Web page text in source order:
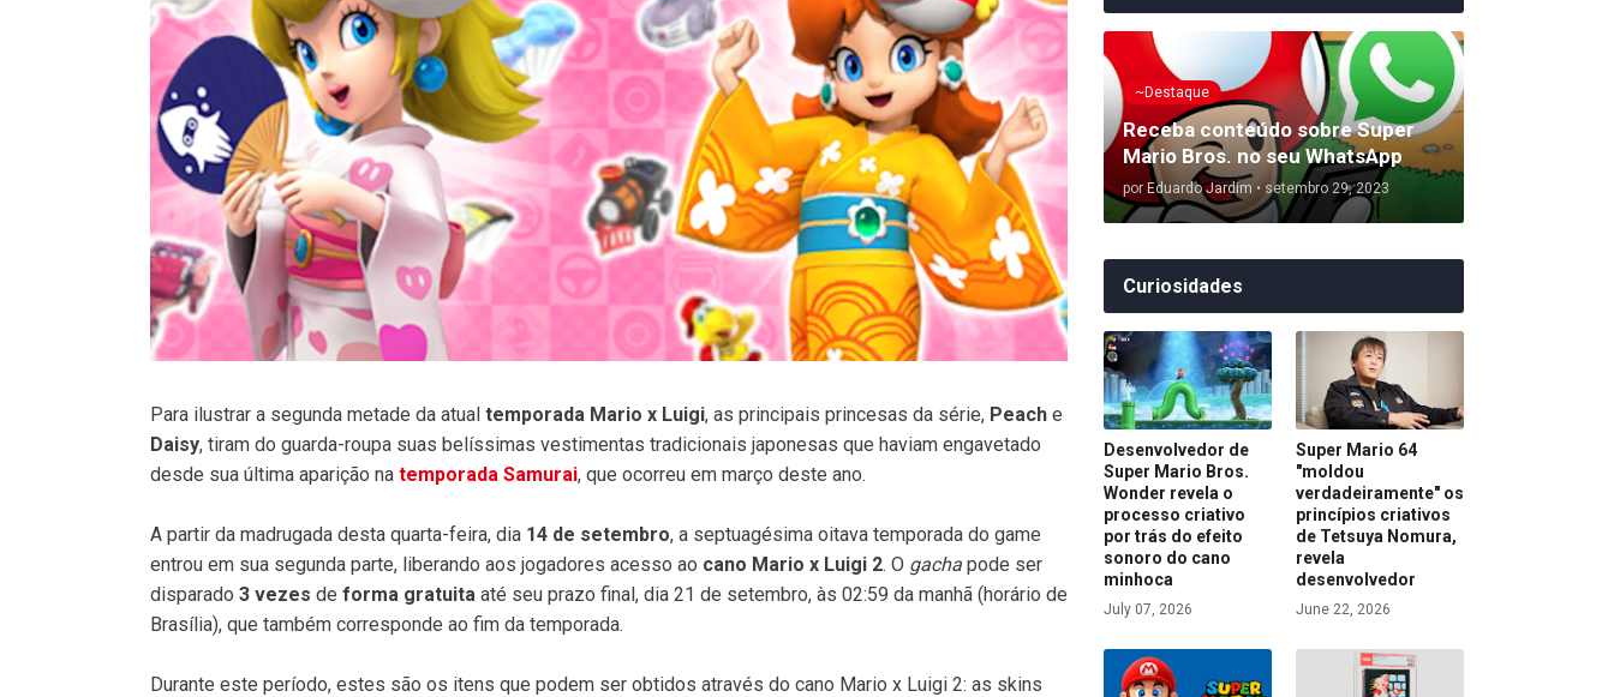
Para ilustrar a segunda metade da atual temporada Mario x Luigi, as principais princesas da série, Peach e
Daisy, tiram do guarda-roupa suas belíssimas vestimentas tradicionais japonesas que haviam engavetado
desde sua última aparição na temporada Samurai, que ocorreu em março deste ano.
A partir da madrugada desta quarta-feira, dia 14 de setembro, a septuagésima oitava temporada do game
entrou em sua segunda parte, liberando aos jogadores acesso ao cano Mario x Luigi 2. O gacha pode ser
disparado 3 vezes de forma gratuita até seu prazo final, dia 21 de setembro, às 02:59 da manhã (horário de
Brasília), que também corresponde ao fim da temporada.
Durante este período, estes são os itens que podem ser obtidos através do cano Mario x Luigi 2: as skins
~Destaque
Receba conteúdo sobre Super
Mario Bros. no seu WhatsApp
por Eduardo Jardim • setembro 29, 2023
Curiosidades
Desenvolvedor de
Super Mario Bros.
Wonder revela o
processo criativo
por trás do efeito
sonoro do cano
minhoca
July 07, 2026
Super Mario 64
"moldou
verdadeiramente" os
princípios criativos
de Tetsuya Nomura,
revela
desenvolvedor
June 22, 2026